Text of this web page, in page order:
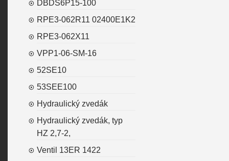
DBDS6P15-100
RPE3-062R11 02400E1K2
RPE3-062X11
VPP1-06-SM-16
52SE10
53SEE100
Hydraulický zvedák
Hydraulický zvedák, typ
HZ 2,7-2,
Ventil 13ER 1422